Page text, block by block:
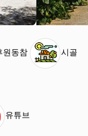
원동참 시골
유튜브